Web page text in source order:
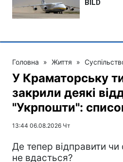
Головна » Життя »
У Краматорську
закрили деякі
"Укрпошти":
13:44 06.08.2026 Чт
Де тепер відправити
не вдасться?